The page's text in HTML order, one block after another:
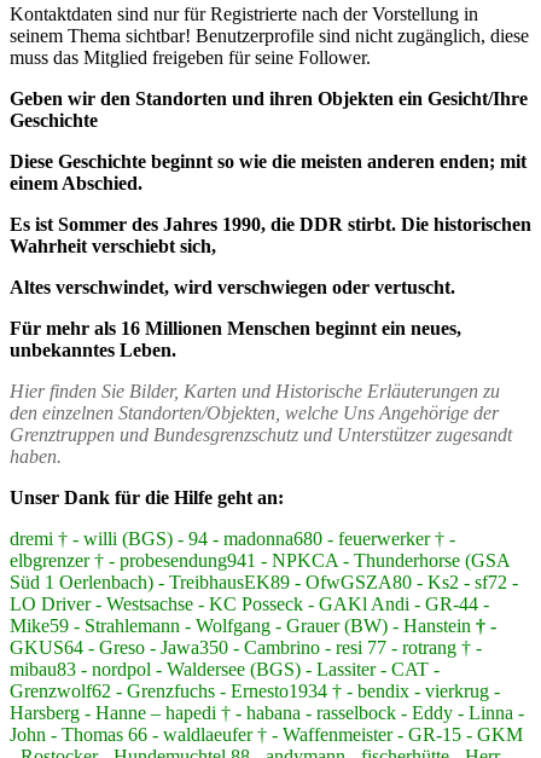
Kontaktdaten sind nur für Registrierte nach der Vorstellung in
seinem Thema sichtbar! Benutzerprofile sind nicht zugänglich, diese
muss das Mitglied freigeben für seine Follower.
Geben wir den Standorten und ihren Objekten ein Gesicht/Ihre
Geschichte
Diese Geschichte beginnt so wie die meisten anderen enden; mit
einem Abschied.
Es ist Sommer des Jahres 1990, die DDR stirbt. Die historischen
Wahrheit verschiebt sich,
Altes verschwindet, wird verschwiegen oder vertuscht.
Für mehr als 16 Millionen Menschen beginnt ein neues,
unbekanntes Leben.
Hier finden Sie Bilder, Karten und Historische Erläuterungen zu
den einzelnen Standorten/Objekten, welche Uns Angehörige der
Grenztruppen und Bundesgrenzschutz und Unterstützer zugesandt
haben.
Unser Dank für die Hilfe geht an:
dremi † - willi (BGS) - 94 - madonna680 - feuerwerker † -
elbgrenzer † - probesendung941 - NPKCA - Thunderhorse (GSA
Süd 1 Oerlenbach) - TreibhausEK89 - OfwGSZA80 - Ks2 - sf72 -
LO Driver - Westsachse - KC Posseck - GAKl Andi - GR-44 -
Mike59 - Strahlemann - Wolfgang - Grauer (BW) - Hanstein † -
GKUS64 - Greso - Jawa350 - Cambrino - resi 77 - rotrang † -
mibau83 - nordpol - Waldersee (BGS) - Lassiter - CAT -
Grenzwolf62 - Grenzfuchs - Ernesto1934 † - bendix - vierkrug -
Harsberg - Hanne – hapedi † - habana - rasselbock - Eddy - Linna -
John - Thomas 66 - waldlaeufer † - Waffenmeister - GR-15 - GKM